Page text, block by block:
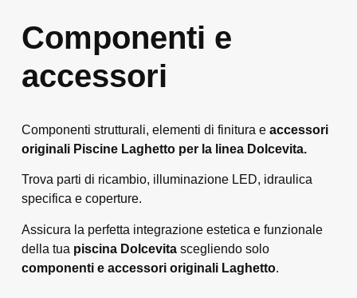
Componenti e
accessori
Componenti strutturali, elementi di finitura e accessori
originali Piscine Laghetto per la linea Dolcevita.
Trova parti di ricambio, illuminazione LED, idraulica
specifica e coperture.
Assicura la perfetta integrazione estetica e funzionale
della tua piscina Dolcevitascegliendo solo
componenti e accessori originali Laghetto.